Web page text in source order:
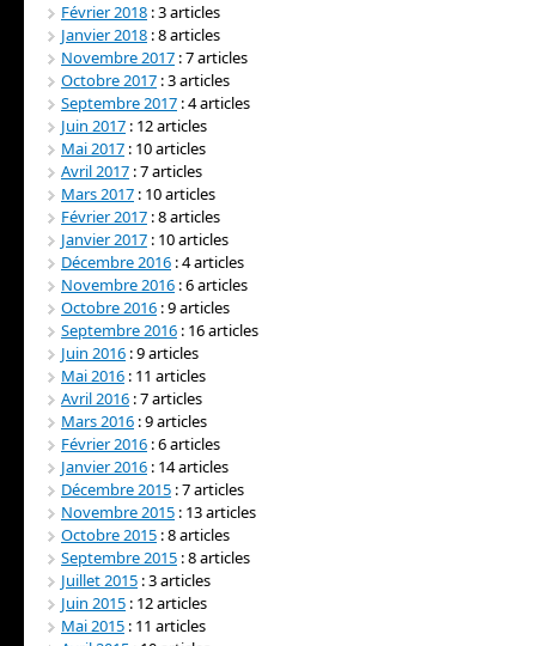
Février 2018 : 3 articles
Janvier 2018 : 8 articles
Novembre 2017 : 7 articles
Octobre 2017 : 3 articles
Septembre 2017 : 4 articles
Juin 2017 : 12 articles
Mai 2017 : 10 articles
Avril 2017 : 7 articles
Mars 2017 : 10 articles
Février 2017 : 8 articles
Janvier 2017 : 10 articles
Décembre 2016 : 4 articles
Novembre 2016 : 6 articles
Octobre 2016 : 9 articles
Septembre 2016 : 16 articles
Juin 2016 : 9 articles
Mai 2016 : 11 articles
Avril 2016 : 7 articles
Mars 2016 : 9 articles
Février 2016 : 6 articles
Janvier 2016 : 14 articles
Décembre 2015 : 7 articles
Novembre 2015 : 13 articles
Octobre 2015 : 8 articles
Septembre 2015 : 8 articles
Juillet 2015 : 3 articles
Juin 2015 : 12 articles
Mai 2015 : 11 articles